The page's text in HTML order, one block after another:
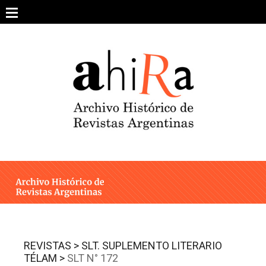
content
ARCHIVO DE REVISTAS
ESTUDIOS CRÍTICOS
INTEGRANTES
CONTACTO
REVISTAS > SLT. SUPLEMENTO LITERARIO
TÉLAM > SLT N° 172